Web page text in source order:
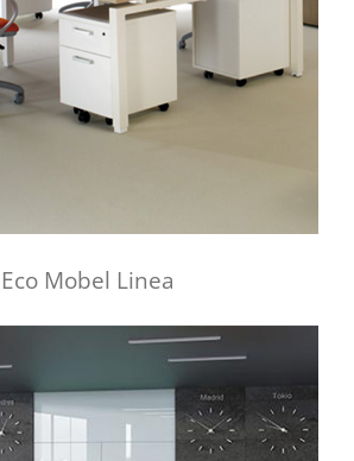
Eco Mobel Linea